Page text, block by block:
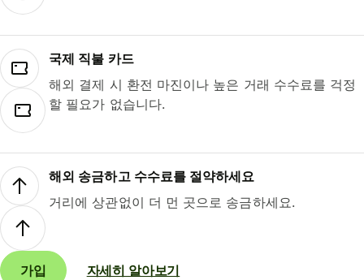
국제 직불 카드
해외 결제 시 환전 마진이나 높은 거래 수수료를 걱정
할 필요가 없습니다.
해외 송금하고 수수료를 절약하세요
거리에 상관없이 더 먼 곳으로 송금하세요.
가입 자세히 알아보기